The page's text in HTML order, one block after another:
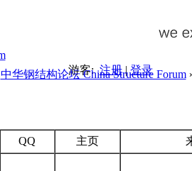
游客:注册|登录
中华钢结构论坛 China Structure Forum
QQ 主页